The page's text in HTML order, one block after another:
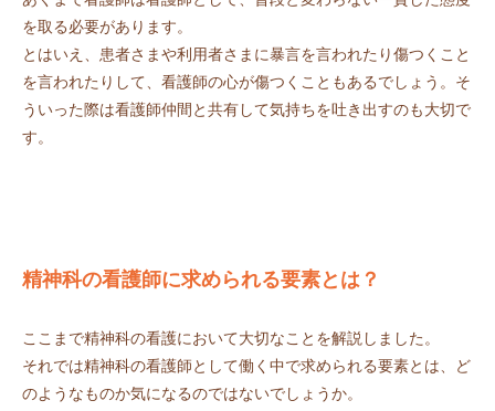
を取る必要があります。
とはいえ、患者さまや利用者さまに暴言を言われたり傷つくこと
を言われたりして、看護師の心が傷つくこともあるでしょう。そ
ういった際は看護師仲間と共有して気持ちを吐き出すのも大切で
す。
精神科の看護師に求められる要素とは？
ここまで精神科の看護において大切なことを解説しました。
それでは精神科の看護師として働く中で求められる要素とは、ど
のようなものか気になるのではないでしょうか。